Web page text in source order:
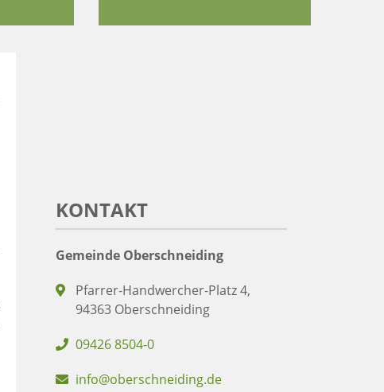
KONTAKT
Gemeinde Oberschneiding
Pfarrer-Handwercher-Platz 4,
94363 Oberschneiding
09426 8504-0
info@oberschneiding.de